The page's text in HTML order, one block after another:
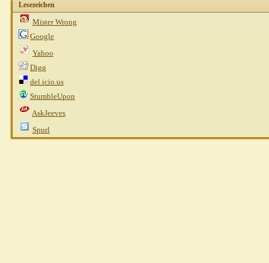
Lesezeichen
Mister Wrong
Google
Yahoo
Digg
del.icio.us
StumbleUpon
AskJeeves
Spurl